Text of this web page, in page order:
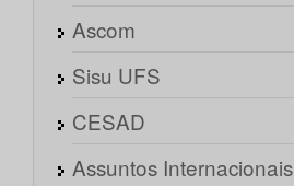
Ascom
Sisu UFS
CESAD
Assuntos Internacionais